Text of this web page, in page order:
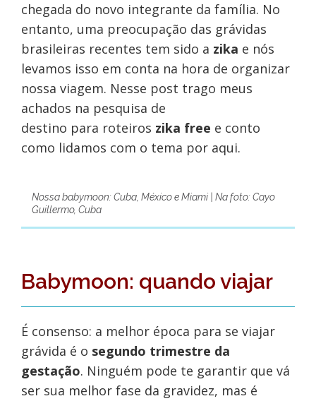
chegada do novo integrante da família. No
entanto, uma preocupação das grávidas
brasileiras recentes tem sido a zika e nós
levamos isso em conta na hora de organizar
nossa viagem. Nesse post trago meus
achados na pesquisa de
destino para roteiros zika free e conto
como lidamos com o tema por aqui.
Nossa babymoon: Cuba, México e Miami | Na foto: Cayo
Guillermo, Cuba
Babymoon: quando viajar
É consenso: a melhor época para se viajar
grávida é o segundo trimestre da
gestação. Ninguém pode te garantir que vá
ser sua melhor fase da gravidez, mas é